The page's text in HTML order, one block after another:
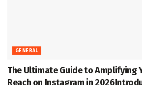
GENERAL
The Ultimate Guide to Amplifying
Reach on Instagram in